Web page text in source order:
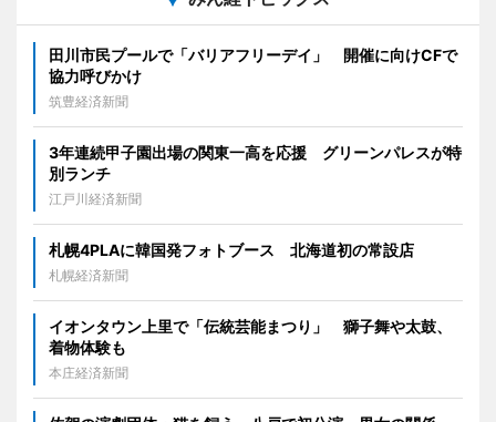
田川市民プールで「バリアフリーデイ」 開催に向けCFで
協力呼びかけ
筑豊経済新聞
3年連続甲子園出場の関東一高を応援 グリーンパレスが特
別ランチ
江戸川経済新聞
札幌4PLAに韓国発フォトブース 北海道初の常設店
札幌経済新聞
イオンタウン上里で「伝統芸能まつり」 獅子舞や太鼓、
着物体験も
本庄経済新聞